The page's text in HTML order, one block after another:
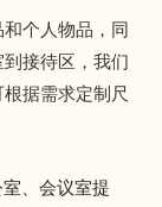
个人物品，同
接待区，我们
据需求定制尺
、会议室提